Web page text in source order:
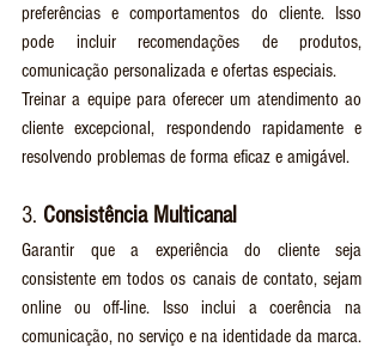
preferências e comportamentos do cliente. Isso
pode incluir recomendações de produtos,
comunicação personalizada e ofertas especiais.
Treinar a equipe para oferecer um atendimento ao
cliente excepcional, respondendo rapidamente e
resolvendo problemas de forma eficaz e amigável.
3. Consistência Multicanal
Garantir que a experiência do cliente seja
consistente em todos os canais de contato, sejam
online ou off-line. Isso inclui a coerência na
comunicação, no serviço e na identidade da marca.